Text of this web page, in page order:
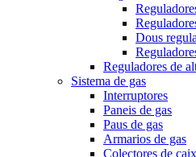
Dous
Reguladores de
Sistema de gas
Interruptores
Paneis de gas
Paus de gas
Armarios de gas
Colectores de